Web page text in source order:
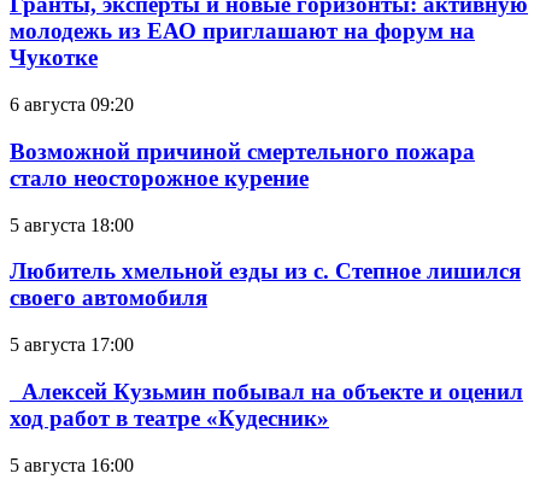
молодежь из ЕАО приглашают на форум на
Чукотке
6 августа 09:20
Возможной причиной смертельного пожара
стало неосторожное курение
5 августа 18:00
Любитель хмельной езды из с. Степное лишился
своего автомобиля
5 августа 17:00
Алексей Кузьмин побывал на объекте и оценил
ход работ в театре «Кудесник»
5 августа 16:00